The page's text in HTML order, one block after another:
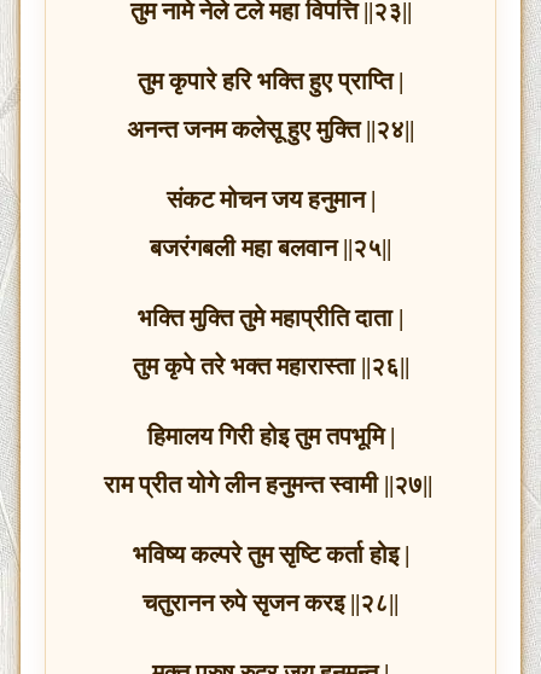
तुम नामे नेले टले महा विपत्ति ||२३||
तुम कृपारे हरि भक्ति हुए प्राप्ति |
अनन्त जनम कलेसू हुए मुक्ति ||२४||
संकट मोचन जय हनुमान |
बजरंगबली महा बलवान ||२५||
भक्ति मुक्ति तुमे महाप्रीति दाता |
तुम कृपे तरे भक्त महारास्ता ||२६||
हिमालय गिरी होइ तुम तपभूमि |
राम प्रीत योगे लीन हनुमन्त स्वामी ||२७||
भविष्य कल्परे तुम सृष्टि कर्ता होइ |
चतुरानन रुपे सृजन करइ ||२८||